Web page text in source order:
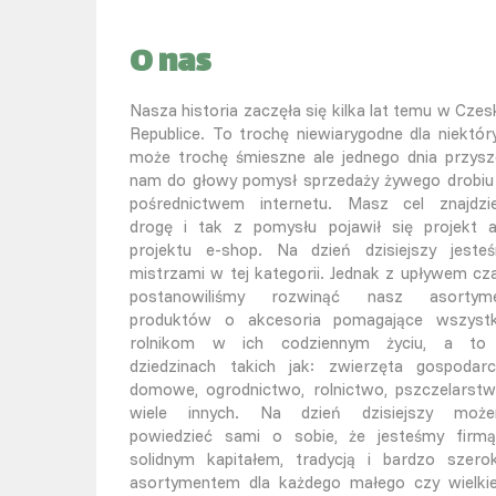
O nas
Nasza historia zaczęła się kilka lat temu w
Republice. To trochę niewiarygodne dla
może trochę śmieszne ale jednego dnia
nam do głowy pomysł sprzedaży żywego
pośrednictwem internetu. Masz cel
drogę i tak z pomysłu pojawił się projekt
projektu e-shop. Na dzień dzisiejszy
mistrzami w tej kategorii. Jednak z upływem
postanowiliśmy rozwinąć nasz
produktów o akcesoria pomagające
rolnikom w ich codziennym życiu, a
dziedzinach takich jak: zwierzęta
domowe, ogrodnictwo, rolnictwo,
wiele innych. Na dzień dzisiejszy
powiedzieć sami o sobie, że jesteśmy
solidnym kapitałem, tradycją i bardzo
asortymentem dla każdego małego czy